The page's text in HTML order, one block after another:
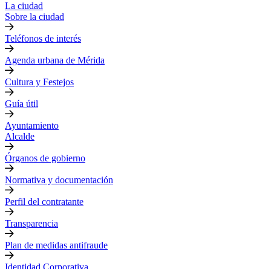
La ciudad
Sobre la ciudad
Teléfonos de interés
Agenda urbana de Mérida
Cultura y Festejos
Guía útil
Ayuntamiento
Alcalde
Órganos de gobierno
Normativa y documentación
Perfil del contratante
Transparencia
Plan de medidas antifraude
Identidad Corporativa